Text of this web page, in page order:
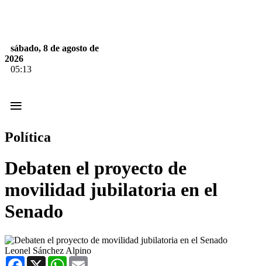
sábado, 8 de agosto de
2026
05:13
≡
Política
Debaten el proyecto de
movilidad jubilatoria en el
Senado
Leonel Sánchez Alpino
Facebook
X WhatsApp